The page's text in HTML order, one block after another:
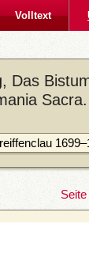
Volltext
Das